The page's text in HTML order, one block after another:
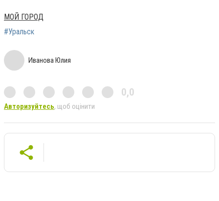
МОЙ ГОРОД
#Уральск
Иванова Юлия
0,0
Авторизуйтесь, щоб оцінити